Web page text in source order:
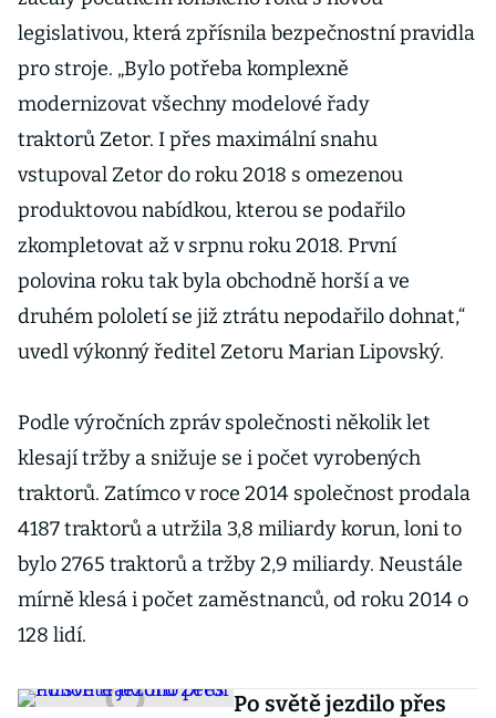
legislativou, která zpřísnila bezpečnostní pravidla
pro stroje. „Bylo potřeba komplexně
modernizovat všechny modelové řady
traktorů Zetor. I přes maximální snahu
vstupoval Zetor do roku 2018 s omezenou
produktovou nabídkou, kterou se podařilo
zkompletovat až v srpnu roku 2018. První
polovina roku tak byla obchodně horší a ve
druhém pololetí se již ztrátu nepodařilo dohnat,“
uvedl výkonný ředitel Zetoru Marian Lipovský.
Podle výročních zpráv společnosti několik let
klesají tržby a snižuje se i počet vyrobených
traktorů. Zatímco v roce 2014 společnost prodala
4187 traktorů a utržila 3,8 miliardy korun, loni to
bylo 2765 traktorů a tržby 2,9 miliardy. Neustále
mírně klesá i počet zaměstnanců, od roku 2014 o
128 lidí.
Po světě jezdilo přes